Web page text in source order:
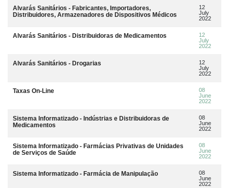
Alvarás Sanitários - Fabricantes, Importadores,
Distribuidores, Armazenadores de Dispositivos Médicos
12
July
2022
Alvarás Sanitários - Distribuidoras de Medicamentos
12
July
2022
Alvarás Sanitários - Drogarias
12
July
2022
Taxas On-Line
08
June
2022
Sistema Informatizado - Indústrias e Distribuidoras de
Medicamentos
08
June
2022
Sistema Informatizado - Farmácias Privativas de Unidades
de Serviços de Saúde
08
June
2022
Sistema Informatizado - Farmácia de Manipulação
08
June
2022